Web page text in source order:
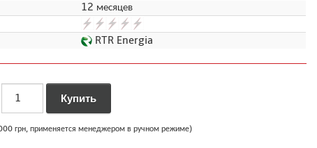
12 месяцев
RTR Energia
грн, применяется менеджером в ручном режиме)